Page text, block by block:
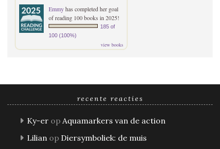
Emmyhas completed her goal
of reading 100 books in 2025!
185 of
100 (100%)
view books
recente reacties
Ky-er op Aquamarkers van de action
Lilian op Diersymboliek: de muis